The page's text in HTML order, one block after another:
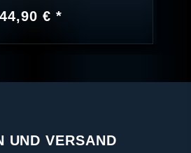
44,90 € *
UND VERSAND